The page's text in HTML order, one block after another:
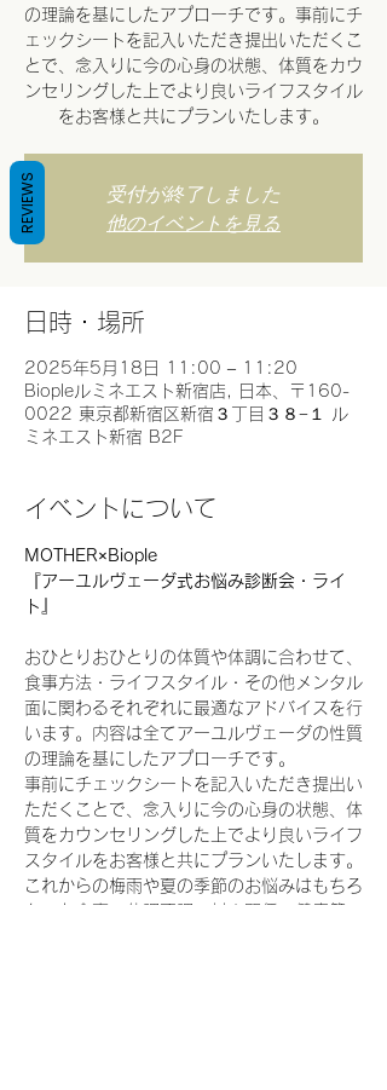
の理論を基にしたアプローチです。事前にチ
ェックシートを記入いただき提出いただくこ
とで、念入りに今の心身の状態、体質をカウ
ンセリングした上でより良いライフスタイル
をお客様と共にプランいたします。
受付が終了しました
他のイベントを見る
日時・場所
2025年5月18日 11:00 – 11:20
Biopleルミネエスト新宿店, 日本、〒160-
0022 東京都新宿区新宿３丁目３８−１ ル
ミネエスト新宿 B2F
イベントについて
MOTHER×Biople
『アーユルヴェーダ式お悩み診断会・ライ
ト』
おひとりおひとりの体質や体調に合わせて、
食事方法・ライフスタイル・その他メンタル
面に関わるそれぞれに最適なアドバイスを行
います。内容は全てアーユルヴェーダの性質
の理論を基にしたアプローチです。
事前にチェックシートを記入いただき提出い
ただくことで、念入りに今の心身の状態、体
質をカウンセリングした上でより良いライフ
スタイルをお客様と共にプランいたします。
これからの梅雨や夏の季節のお悩みはもちろ
REVIEWS